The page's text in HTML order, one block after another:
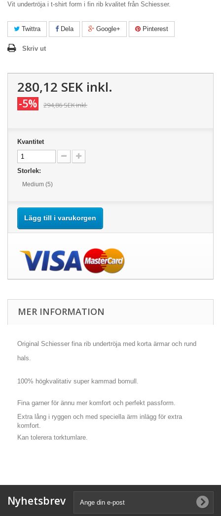
Vit undertröja i t-shirt form i fin rib kvalitet från Schiesser.
Twittra Dela Google+ Pinterest
Skriv ut
280,12 SEK inkl.
-5% 294,86 SEKinkl.
Kvantitet
Storlek:
Medium (5)
Lägg till i varukorgen
MER INFORMATION
Original Schiesser fina rib undertröja med korta ärmar och rund
hals.
100% högkvalitativ super kammad bomull.
Fina garner för ännu mer komfort och perfekt passform.
Extra lång i ryggen och med speciella ärm inlägg för extra
komfort.
Kan tolerera torktumlare.
Nyhetsbrev